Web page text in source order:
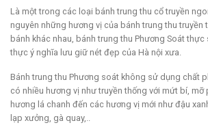
Là một trong các loại bánh trung thu cổ truyền
nguyên những hương vị của bánh trung thu truyền
bánh khác nhau, bánh trung thu Phương Soát
thực ý nghĩa lưu giữ nét đẹp của Hà nội xưa.
Bánh trung thu Phương soát không sử dụng chất
có nhiều hương vị như truyền thống với mứt bí, mỡ
hương lá chanh đến các hương vị mới như đậu
lạp xưởng, gà quay,..